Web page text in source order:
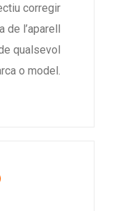
corregir
de l’aparell
qualsevol
o model.